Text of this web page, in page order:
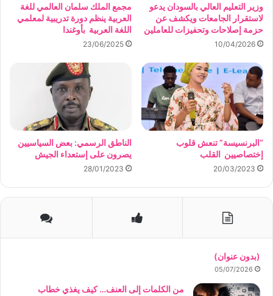
وزير التعليم العالي بالسودان يدعو
لاستقرار الجامعات ويكشف عن
حزمة إصلاحات وتحفيزات للعاملين
10/04/2026
مجمع الملك سلمان العالمي للغة
العربية ينظم دورة تدريبية لمعلمي
اللغة العربية بأوغندا
23/06/2025
“البرنسيسة” تنعش قلوب
إختصاصيين القلب
20/03/2023
الناطق الرسمي: بعض السياسيين
يصرون على إستعداء الجيش
28/01/2023
(بدون عنوان)
05/07/2026
من الكلمات إلى العنف… كيف يغذي خطاب